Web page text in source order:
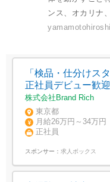
ンス、オカリナ
「検品・仕分けス
正社員デビュー歓
株式会社Brand Rich
東京都
月給26万円～34万円
正社員
スポンサー： 求人ボックス